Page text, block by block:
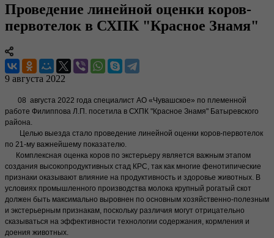
Проведение линейной оценки коров-
первотелок в СХПК "Красное Знамя"
9 августа 2022
08 августа 2022 года специалист АО «Чувашское» по племенной
работе Филиппова Л.П. посетила в СХПК "Красное Знамя" Батыревского
района.
Целью выезда стало проведение линейной оценки коров-первотелок
по 21-му важнейшему показателю.
Комплексная оценка коров по экстерьеру является важным этапом
создания высокопродуктивных стад КРС, так как многие фенотипические
признаки оказывают влияние на продуктивность и здоровье животных. В
условиях промышленного производства молока крупный рогатый скот
должен быть максимально выровнен по основным хозяйственно-полезным
и экстерьерным признакам, поскольку различия могут отрицательно
сказываться на эффективности технологии содержания, кормления и
доения животных.